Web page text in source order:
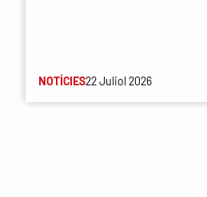
NOTÍCIES22 Juliol 2026